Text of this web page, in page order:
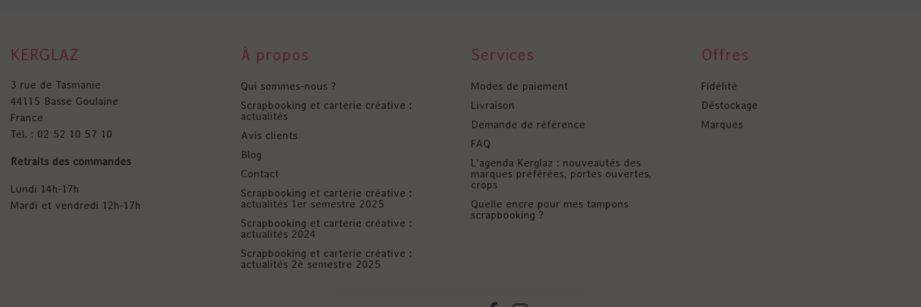
KERGLAZ
3 rue de Tasmanie
44115 Basse Goulaine
France
Tél. : 02 52 10 57 10
Retraits des commandes
Lundi 14h-17h
Mardi et vendredi 12h-17h
À propos
Qui sommes-nous ?
Scrapbooking et carterie créative :
actualités
Avis clients
Blog
Contact
Scrapbooking et carterie créative :
actualités 1er semestre 2025
Scrapbooking et carterie créative :
actualités 2024
Scrapbooking et carterie créative :
actualités 2è semestre 2025
Services
Modes de paiement
Livraison
Demande de référence
FAQ
L'agenda Kerglaz : nouveautés des
marques préférées, portes ouvertes,
crops
Quelle encre pour mes tampons
scrapbooking ?
Offres
Fidélité
Déstockage
Marques